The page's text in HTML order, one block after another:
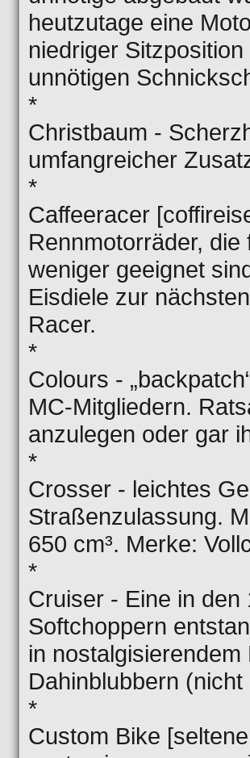
heutzutage eine
niedriger
unnötigen
*
Christbaum -
umfangreicher
*
Caffeeracer
Rennmotorräder,
weniger geeignet
Eisdiele zur
Racer.
*
Colours -
MC-Mitgliedern.
anzulegen oder gar
*
Crosser - leichtes
Straßenzulassung.
650 cm³. Merke:
*
Cruiser - Eine in
Softchoppern
in
Dahinblubbern
*
Custom Bike